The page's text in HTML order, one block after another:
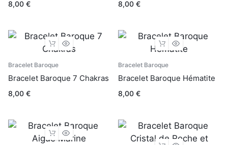
8,00 € 8,00 €
Bracelet Baroque
Bracelet Baroque 7 Chakras
8,00 €
Bracelet Baroque
Bracelet Baroque Hématite
8,00 €